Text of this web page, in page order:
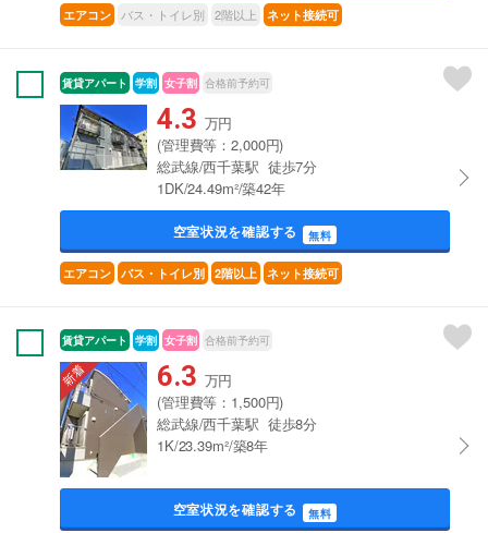
エアコン バス・トイレ別 2階以上 ネット接続可
賃貸アパート 学割 女子割 合格前予約可
4.3 万円
(管理費等：2,000円)
総武線/西千葉駅 徒歩7分
1DK/24.49m²/築42年
空室状況を確認する 無料
エアコン バス・トイレ別 2階以上 ネット接続可
賃貸アパート 学割 女子割 合格前予約可
6.3 万円
(管理費等：1,500円)
総武線/西千葉駅 徒歩8分
1K/23.39m²/築8年
空室状況を確認する 無料